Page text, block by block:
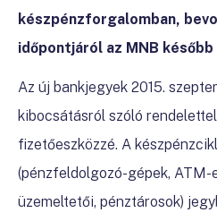
készpénzforgalomban,
időpontjáról az MNB
Az új bankjegyek 2015.
kibocsátásról szóló
fizetőeszközzé. A
(pénzfeldolgozó-gépek, ATM-
üzemeltetői, pénztárosok)